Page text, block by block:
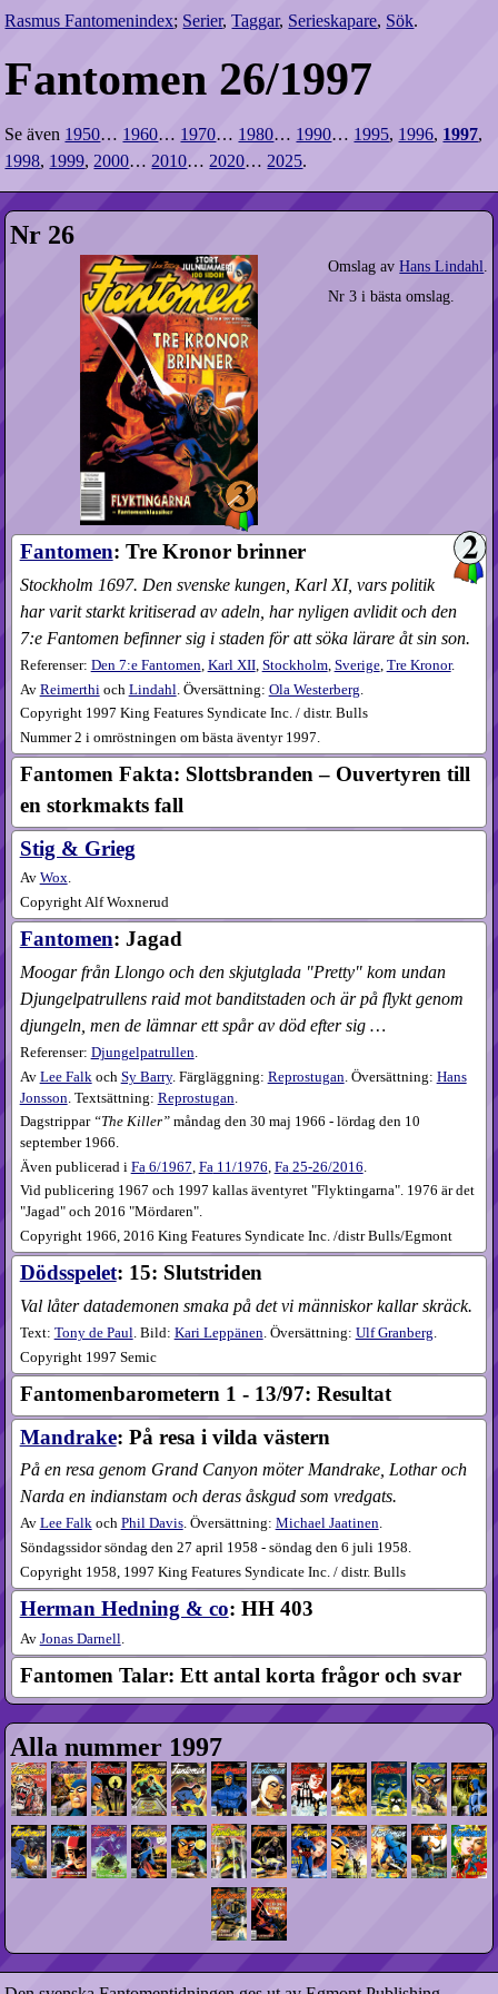
Rasmus Fantomenindex; Serier,Taggar, Serieskapare, Sök.
Fantomen 26/1997
Se även 1950… 1960… 1970… 1980… 1990… 1995, 1996, 1997,
1998, 1999, 2000… 2010… 2020… 2025.
Nr 26
Omslag avHans Lindahl
Nr 3 i bästa omslag.
Fantomen: Tre Kronor brinner
Stockholm 1697. Den svenske kungen, Karl XI, vars politik
har varit starkt kritiserad av adeln, har nyligen avlidit och den
7:e Fantomen befinner sig i staden för att söka lärare åt sin son.
Referenser: Den 7:e Fantomen, Karl XII, Stockholm, Sverige, Tre Kronor.
Av Reimerthi och Lindahl . Översättning: Ola Westerberg
Copyright 1997 King Features Syndicate Inc. / distr. Bulls
Nummer 2 i omröstningen om bästa äventyr 1997.
Fantomen Fakta: Slottsbranden – Ouvertyren till
en storkmakts fall
Stig & Grieg
Av Wox.
Copyright Alf Woxnerud
Fantomen: Jagad
Moogar från Llongo och den skjutglada "Pretty" kom undan
Djungelpatrullens raid mot banditstaden och är på flykt genom
djungeln, men de lämnar ett spår av död efter sig …
Referenser: Djungelpatrullen.
Av Lee Falk och Sy Barry. Färgläggning: Reprostugan . Översättning: Hans
Jonsson . Textsättning: Reprostugan
Dagstrippar
The Killer måndag den 30 maj 1966 - lördag den 10
september 1966.
Även publicerad i Fa 6​/1967 Fa 11​/1976 Fa 25-26​/2016
Vid publicering 1967 och 1997 kallas äventyret "Flyktingarna". 1976 är det
"Jagad" och 2016 "Mördaren".
Copyright 1966, 2016 King Features Syndicate Inc. /distr Bulls/Egmont
Dödsspelet: 15: Slutstriden
Val låter datademonen smaka på det vi människor kallar skräck.
Text: Tony de Paul. Bild: Kari Leppänen. Översättning: Ulf Granberg.
Copyright 1997 Semic
Fantomenbarometern 1 - 13/97: Resultat
Mandrake: På resa i vilda västern
På en resa genom Grand Canyon möter Mandrake, Lothar och
Narda en indianstam och deras åskgud som vredgats.
Av Lee Falkoch Phil Davis. Översättning: Michael Jaatinen.
Söndagssidor söndag den 27 april 1958 - söndag den 6 juli 1958.
Copyright 1958, 1997 King Features Syndicate Inc. / distr. Bulls
Herman Hedning & co: HH 403
Av Jonas Darnell
Fantomen Talar: Ett antal korta frågor och svar
Alla nummer 1997